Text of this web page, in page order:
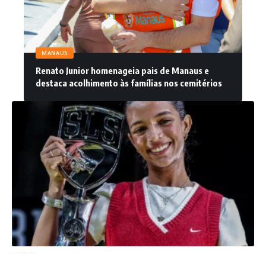
MANAUS
Renato Junior homenageia pais de Manaus e
destaca acolhimento às famílias nos cemitérios